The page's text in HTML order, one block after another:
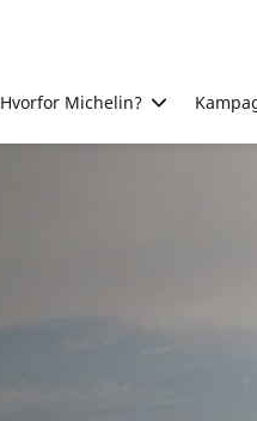
Hvorfor Michelin?